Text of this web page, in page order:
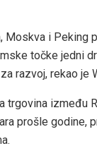
Moskva i Peking
točke jedni
razvoj, rekao je
trgovina između
prošle godine,